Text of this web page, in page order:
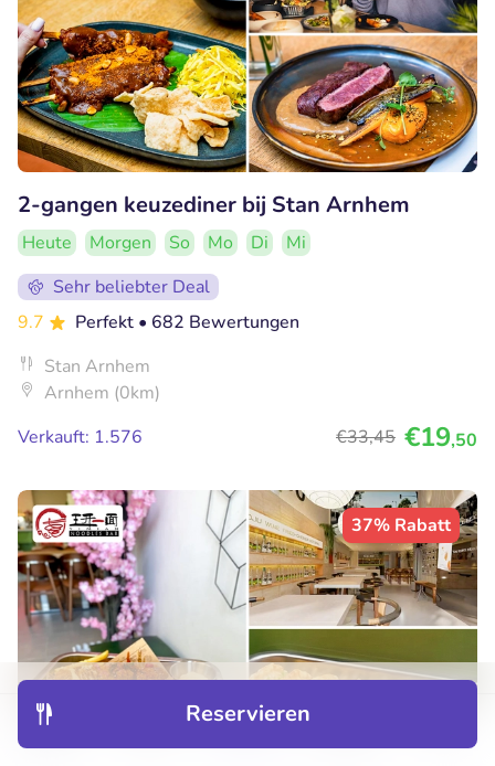
Entdecken
Reservieren
2-gangen keuzediner bij Stan Arnhem
Heute Morgen So Mo Di
Mi
Sehr beliebter Deal
9.7
Perfekt • 682 Bewertungen
Stan Arnhem
Arnhem (0km)
Verkauft: 1.576
€33,45 €19,50
37% Rabatt